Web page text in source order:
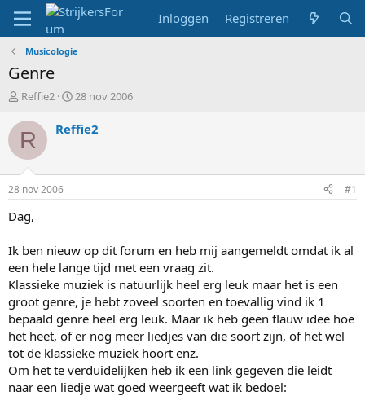
Inloggen Registreren
Musicologie
Genre
T
p
s
a
r
r
Reffie2
S
a
t
28 nov 2006
R Reffie2
28 nov 2006 #1
Dag,
Ik ben nieuw op dit forum en heb mij aangemeldt omdat ik al
een hele lange tijd met een vraag zit.
Klassieke muziek is natuurlijk heel erg leuk maar het is een
groot genre, je hebt zoveel soorten en toevallig vind ik 1
bepaald genre heel erg leuk. Maar ik heb geen flauw idee hoe
het heet, of er nog meer liedjes van die soort zijn, of het wel
tot de klassieke muziek hoort enz.
Om het te verduidelijken heb ik een link gegeven die leidt
naar een liedje wat goed weergeeft wat ik bedoel: